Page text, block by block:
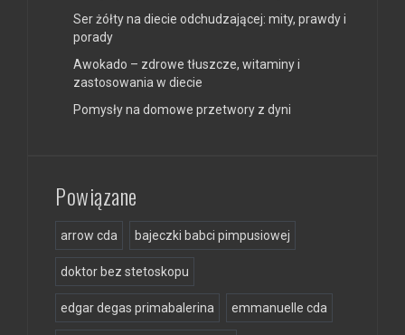
Ser żółty na diecie odchudzającej: mity, prawdy i
porady
Awokado – zdrowe tłuszcze, witaminy i
zastosowania w diecie
Pomysły na domowe przetwory z dyni
Powiązane
arrow cda bajeczki babci pimpusiowej
doktor bez stetoskopu
edgar degas primabalerina emmanuelle cda